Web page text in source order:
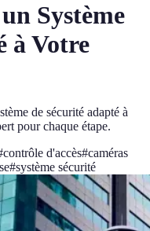
Système
à Votre
de sécurité adapté à
pour chaque étape.
contrôle d'accès#caméras
#système sécurité